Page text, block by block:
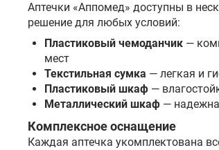
Аптечки «Аппомед» доступны в
решение для любых условий:
Пластиковый чемоданчик —
мест
Текстильная сумка — легкая и
Пластиковый шкаф —
Металлический шкаф —
Комплексное оснащение
Каждая аптечка укомплектована